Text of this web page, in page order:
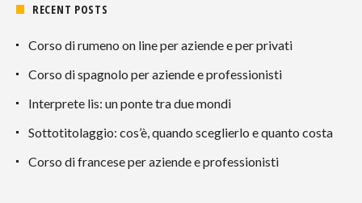
RECENT POSTS
Corso di rumeno on line per aziende e per privati
Corso di spagnolo per aziende e professionisti
Interprete lis: un ponte tra due mondi
Sottotitolaggio: cos’è, quando sceglierlo e quanto costa
Corso di francese per aziende e professionisti